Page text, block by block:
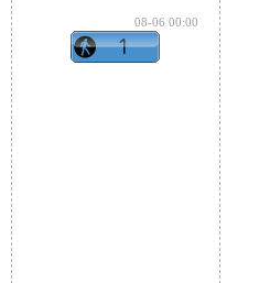
08-06 00:00